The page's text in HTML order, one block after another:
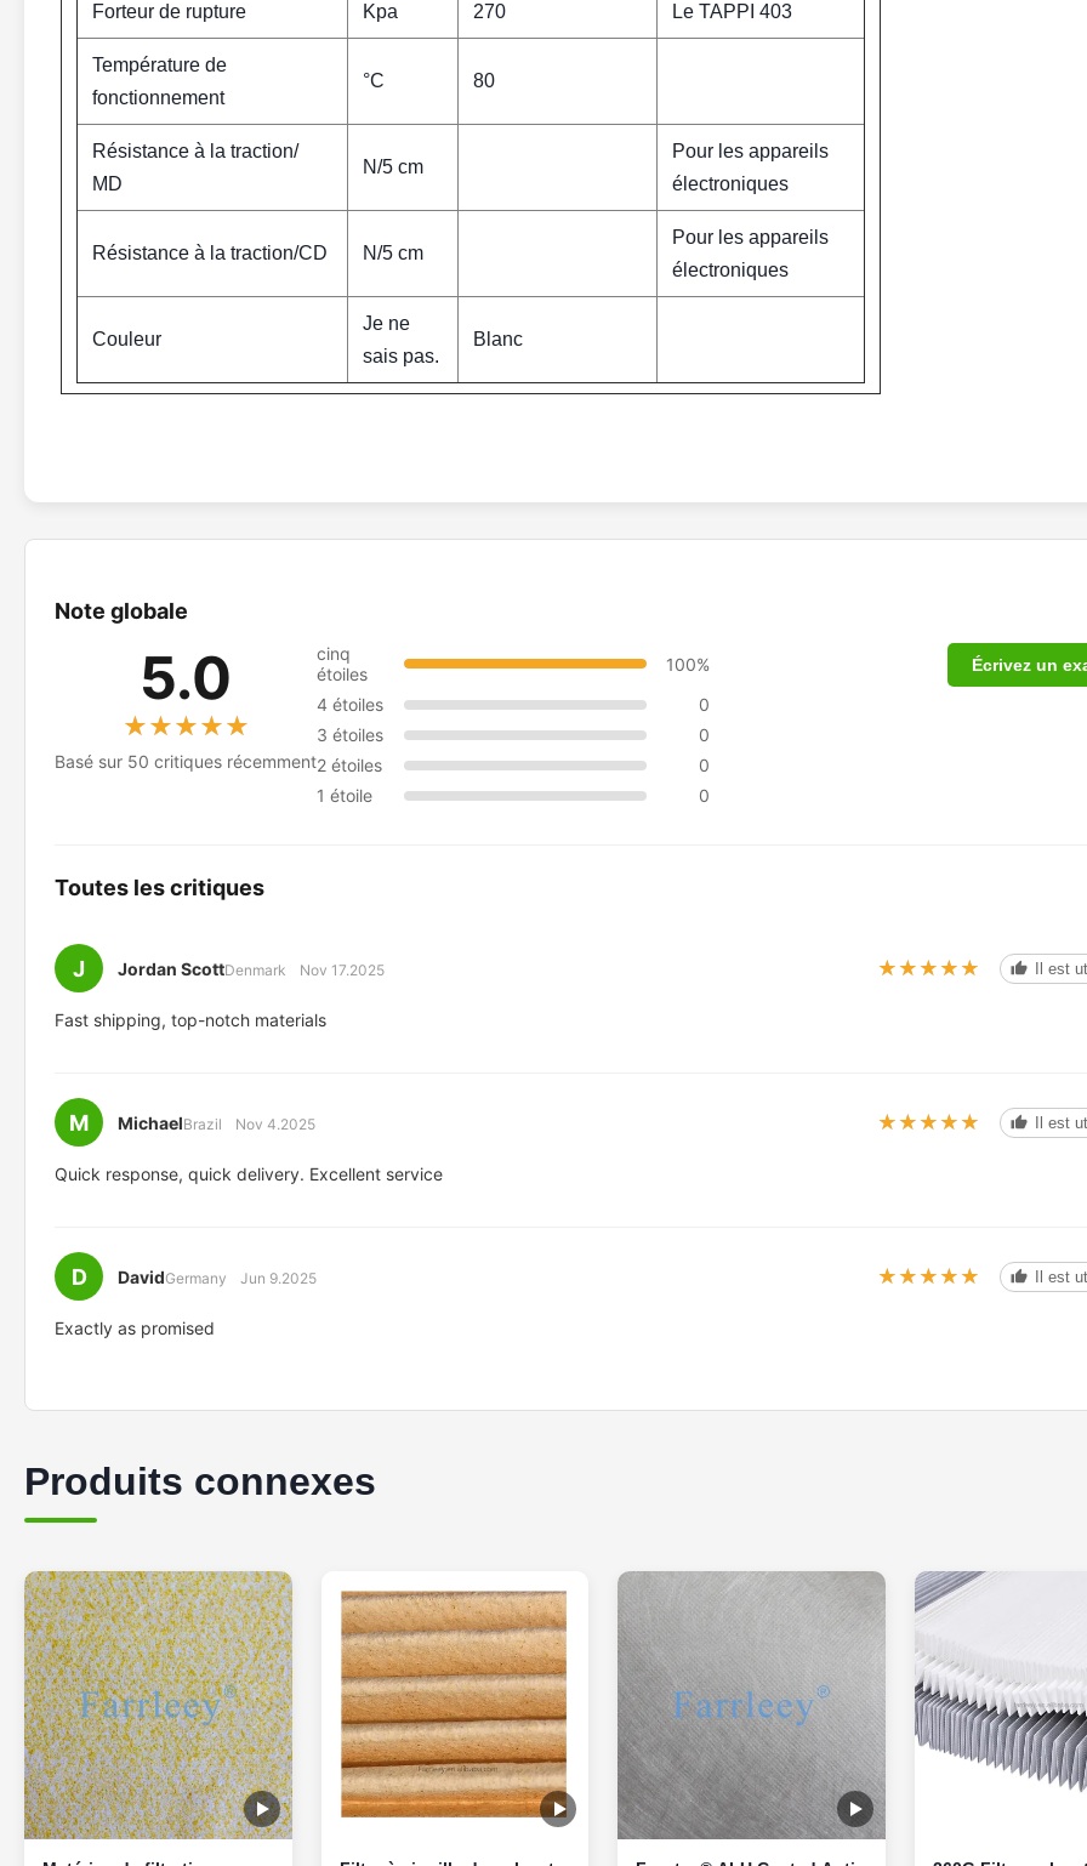
Forteur de rupture Kpa 270 Le TAPPI 403
Température de
fonctionnement
°C 80
Résistance à la traction/
MD
N/5 cm
Pour les appareils
électroniques
Résistance à la traction/CD N/5 cm
Pour les appareils
électroniques
Couleur
Je ne
sais pas.
Blanc
Note globale
5.0
★★★★★
★★★★★
Basé sur 50 critiques récemment
cinq
étoiles
100%
4 étoiles
0
3 étoiles
0
2 étoiles
0
1 étoile
0
Écrivez un
Toutes les critiques
J Jordan ScottDenmark Nov 17.2025 ★★★★★
★★★★★ Il est
Fast shipping, top-notch materials
M MichaelBrazil Nov 4.2025 ★★★★★
★★★★★ Il est
Quick response, quick delivery. Excellent service
D DavidGermany Jun 9.2025 ★★★★★
★★★★★ Il est
Exactly as promised
Produits connexes